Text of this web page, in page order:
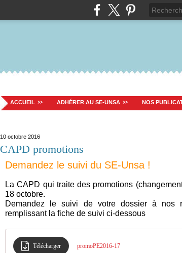
ACCUEIL ADHÉRER AU SE-UNSA NOS
10 octobre 2016
CAPD promotions
Demandez le suivi du SE-Unsa !
La CAPD qui traite des promotions
18 octobre.
Demandez le suivi de votre dossier à nos
remplissant la fiche de suivi ci-dessous
Télécharger promoPE2016-17